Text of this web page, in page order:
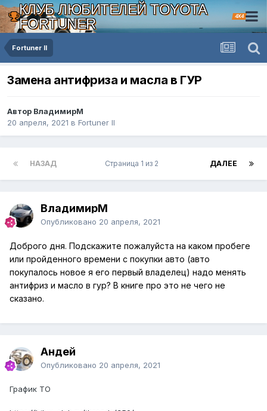
КЛУБ ЛЮБИТЕЛЕЙ TOYOTA
FORTUNER
4X4
Fortuner II
Замена антифриза и масла в ГУР
Автор ВладимирМ
20 апреля, 2021 в Fortuner II
НАЗАД ДАЛЕЕ
Страница 1 из 2
ВладимирМ
Опубликовано 20 апреля, 2021
Доброго дня. Подскажите пожалуйста на каком пробеге
или пройденного времени с покупки авто (авто
покупалось новое я его первый владелец) надо менять
антифриз и масло в гур? В книге про это не чего не
сказано.
Андей
Опубликовано 20 апреля, 2021
График ТО